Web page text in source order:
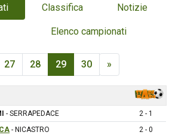
Classifica Notizie
Elenco campionati
27 28 29 30 »
- SERRAPEDACE
2 - 1
- NICASTRO
2 - 0